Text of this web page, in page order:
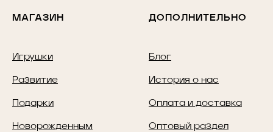
МАГАЗИН
Игрушки
Развитие
Подарки
Новорожденным
ДОПОЛНИТЕЛЬНО
Блог
История о нас
Оплата и доставка
Оптовый раздел